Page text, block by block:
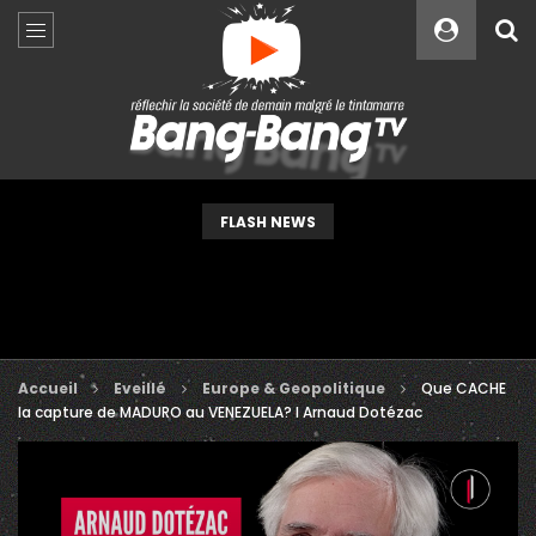
FLASH NEWS
Accueil Eveillé Europe & Geopolitique
Que CACHE
la capture de MADURO au VENEZUELA? l Arnaud Dotézac
Custom Amount
VEUILLEZ PATIENTER...